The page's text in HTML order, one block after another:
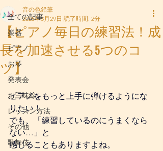
全ての記事
楽器
ピアノ
お琴
発表会
お三味線
レッスン方法
その他
歌舞伎
【ピアノ毎日の練習法！成
長を加速させる5つのコ
ツ】
音の色鉛筆
2025年3月29日 読了時間: 2分
ピアノをもっと上手に弾けるようにな
りたい！
でも、「練習しているのにうまくなら
ない…」と
感じることもありますよね。